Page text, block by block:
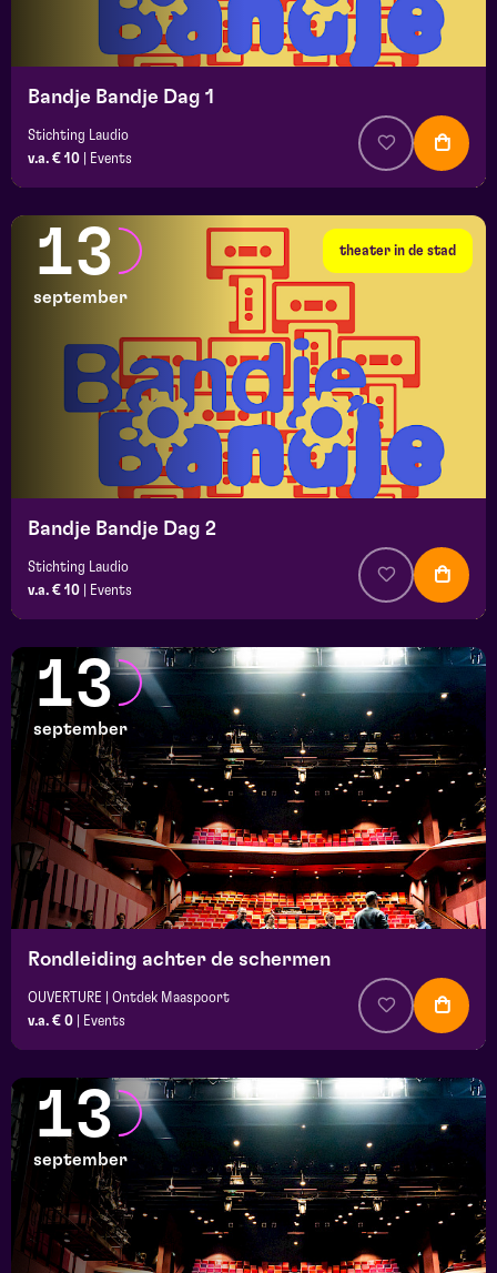
Bandje Bandje Dag 1
Stichting Laudio
v.a. € 10
Events
theater in de stad
13
september
Bandje Bandje Dag 2
Stichting Laudio
v.a. € 10
Events
13
september
Rondleiding achter de schermen
OUVERTURE | Ontdek Maaspoort
v.a. € 0
Events
13
september